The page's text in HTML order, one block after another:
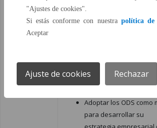
Agenda
Euskadi
Basque
compromisos:
Sostenible) enunciados
Agenda Euskadi Basque
Adoptar los ODS como
para desarrollar su
"Ajustes de cookies".
Si estás conforme con nuestra política de
Aceptar
Ajuste de cookies Rechazar